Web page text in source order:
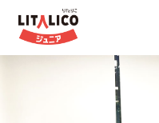
コースのご案内
各教室
スタンダードコース